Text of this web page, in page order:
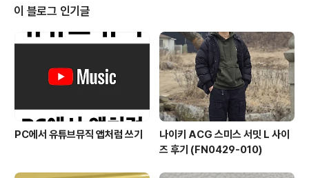
완구가 바로 의 관련 상품입니다. 는 정크니 제외 특이하게
도 가오레인저는 국내에서 미국판과 일본판을 방영한 케이
스입니다.왜색에 대한 거부감이 많았던 2002년 무렵, SB
S에서 란 이름으로 미국판이 방영되었고,완구는 영실업이
제작 및 수입. 그 후 2010년 일본에서 방영된 사무라이 전
대 신켄쟈가 왜색이 너무 심하자 수..
이 블로그 인기글
PC에서 유튜브뮤직 앱처럼 쓰기
나이키 ACG 스미스 서밋 L 사이
즈 후기 (FN0429-010)